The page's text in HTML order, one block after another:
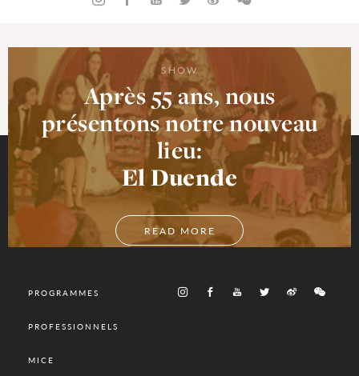
SHOW
Après 55 ans, nous
présentons notre nouveau
lieu:
El Duende
READ MORE
PROGRAMMES
PROFESSIONNELS
MICE